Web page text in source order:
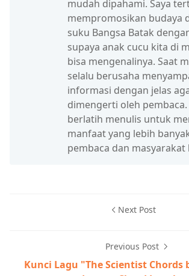
mudah dipahami. Saya
mempromosikan budaya
suku Bangsa Batak
supaya anak cucu kita di
bisa mengenalinya. Saat
selalu berusaha
informasi dengan jelas
dimengerti oleh pembaca.
berlatih menulis untuk
manfaat yang lebih
pembaca dan masyarakat
Next Post
Previous Post
Kunci Lagu "The Scientist Chords